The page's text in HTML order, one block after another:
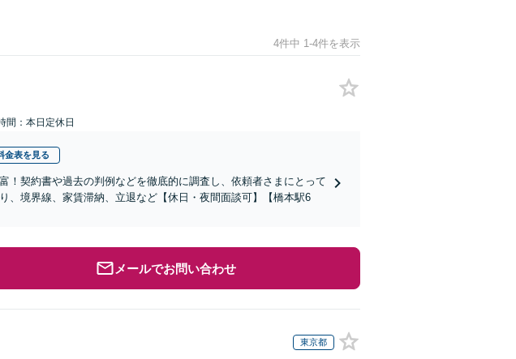
4件中 1-4件を表示
間：本日定休日
金表を見る
！契約書や過去の判例などを徹底的に調査し、依頼者さまにとって
、境界線、家賃滞納、立退など【休日・夜間面談可】【橋本駅6
メールでお問い合わせ
東京都